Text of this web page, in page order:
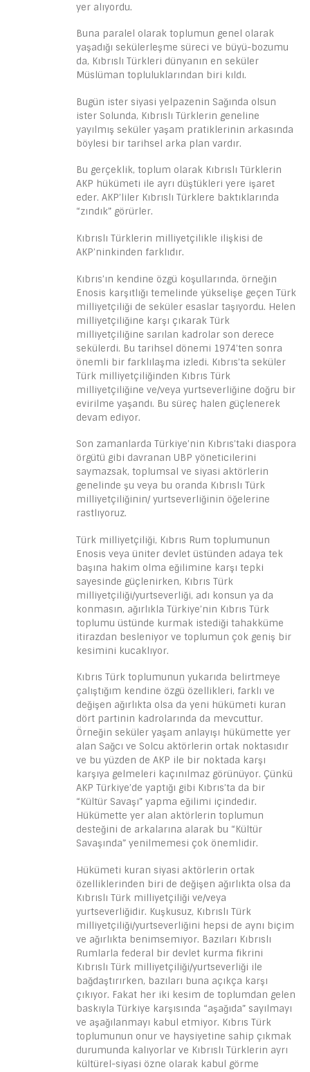
yer alıyordu.
Buna paralel olarak toplumun genel olarak
yaşadığı sekülerleşme süreci ve büyü-bozumu
da, Kıbrıslı Türkleri dünyanın en seküler
Müslüman topluluklarından biri kıldı.
Bugün ister siyasi yelpazenin Sağında olsun
ister Solunda, Kıbrıslı Türklerin geneline
yayılmış seküler yaşam pratiklerinin arkasında
böylesi bir tarihsel arka plan vardır.
Bu gerçeklik, toplum olarak Kıbrıslı Türklerin
AKP hükümeti ile ayrı düştükleri yere işaret
eder. AKP’liler Kıbrıslı Türklere baktıklarında
“zındık” görürler.
Kıbrıslı Türklerin milliyetçilikle ilişkisi de
AKP’ninkinden farklıdır.
Kıbrıs’ın kendine özgü koşullarında, örneğin
Enosis karşıtlığı temelinde yükselişe geçen Türk
milliyetçiliği de seküler esaslar taşıyordu. Helen
milliyetçiliğine karşı çıkarak Türk
milliyetçiliğine sarılan kadrolar son derece
sekülerdi. Bu tarihsel dönemi 1974’ten sonra
önemli bir farklılaşma izledi. Kıbrıs’ta seküler
Türk milliyetçiliğinden Kıbrıs Türk
milliyetçiliğine ve/veya yurtseverliğine doğru bir
evirilme yaşandı. Bu süreç halen güçlenerek
devam ediyor.
Son zamanlarda Türkiye’nin Kıbrıs’taki diaspora
örgütü gibi davranan UBP yöneticilerini
saymazsak, toplumsal ve siyasi aktörlerin
genelinde şu veya bu oranda Kıbrıslı Türk
milliyetçiliğinin/ yurtseverliğinin öğelerine
rastlıyoruz.
Türk milliyetçiliği, Kıbrıs Rum toplumunun
Enosis veya üniter devlet üstünden adaya tek
başına hakim olma eğilimine karşı tepki
sayesinde güçlenirken, Kıbrıs Türk
milliyetçiliği/yurtseverliği, adı konsun ya da
konmasın, ağırlıkla Türkiye’nin Kıbrıs Türk
toplumu üstünde kurmak istediği tahakküme
itirazdan besleniyor ve toplumun çok geniş bir
kesimini kucaklıyor.
Kıbrıs Türk toplumunun yukarıda belirtmeye
çalıştığım kendine özgü özellikleri, farklı ve
değişen ağırlıkta olsa da yeni hükümeti kuran
dört partinin kadrolarında da mevcuttur.
Örneğin seküler yaşam anlayışı hükümette yer
alan Sağcı ve Solcu aktörlerin ortak noktasıdır
ve bu yüzden de AKP ile bir noktada karşı
karşıya gelmeleri kaçınılmaz görünüyor. Çünkü
AKP Türkiye’de yaptığı gibi Kıbrıs’ta da bir
“Kültür Savaşı” yapma eğilimi içindedir.
Hükümette yer alan aktörlerin toplumun
desteğini de arkalarına alarak bu “Kültür
Savaşında” yenilmemesi çok önemlidir.
Hükümeti kuran siyasi aktörlerin ortak
özelliklerinden biri de değişen ağırlıkta olsa da
Kıbrıslı Türk milliyetçiliği ve/veya
yurtseverliğidir. Kuşkusuz, Kıbrıslı Türk
milliyetçiliği/yurtseverliğini hepsi de aynı biçim
ve ağırlıkta benimsemiyor. Bazıları Kıbrıslı
Rumlarla federal bir devlet kurma fikrini
Kıbrıslı Türk milliyetçiliği/yurtseverliği ile
bağdaştırırken, bazıları buna açıkça karşı
çıkıyor. Fakat her iki kesim de toplumdan gelen
baskıyla Türkiye karşısında “aşağıda” sayılmayı
ve aşağılanmayı kabul etmiyor. Kıbrıs Türk
toplumunun onur ve haysiyetine sahip çıkmak
durumunda kalıyorlar ve Kıbrıslı Türklerin ayrı
kültürel-siyasi özne olarak kabul görme